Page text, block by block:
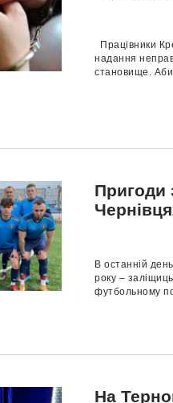
Працівники
надання
становище. Аби
Пригоди
В останній
року –
футбольному
На